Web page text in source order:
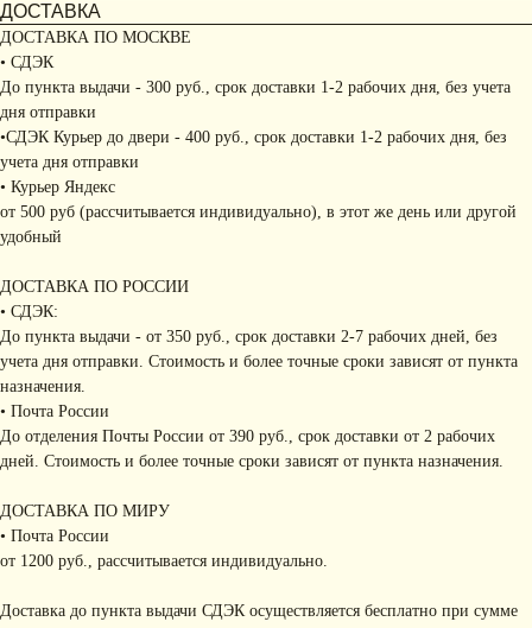
ДОСТАВКА
ДОСТАВКА ПО МОСКВЕ
• СДЭК
До пункта выдачи - 300 руб., срок доставки 1-2 рабочих дня, без учета
дня отправки
•СДЭК Курьер до двери - 400 руб., срок доставки 1-2 рабочих дня, без
учета дня отправки
• Курьер Яндекс
от 500 руб (рассчитывается индивидуально), в этот же день или другой
удобный
ДОСТАВКА ПО РОССИИ
• СДЭК:
До пункта выдачи - от 350 руб., срок доставки 2-7 рабочих дней, без
учета дня отправки. Стоимость и более точные сроки зависят от пункта
назначения.
• Почта России
До отделения Почты России от 390 руб., срок доставки от 2 рабочих
дней. Стоимость и более точные сроки зависят от пункта назначения.
ДОСТАВКА ПО МИРУ
• Почта России
от 1200 руб., рассчитывается индивидуально.
Доставка до пункта выдачи СДЭК осуществляется бесплатно при сумме